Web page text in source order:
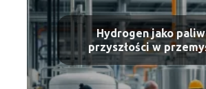
Hydrogen jako
przyszłości w